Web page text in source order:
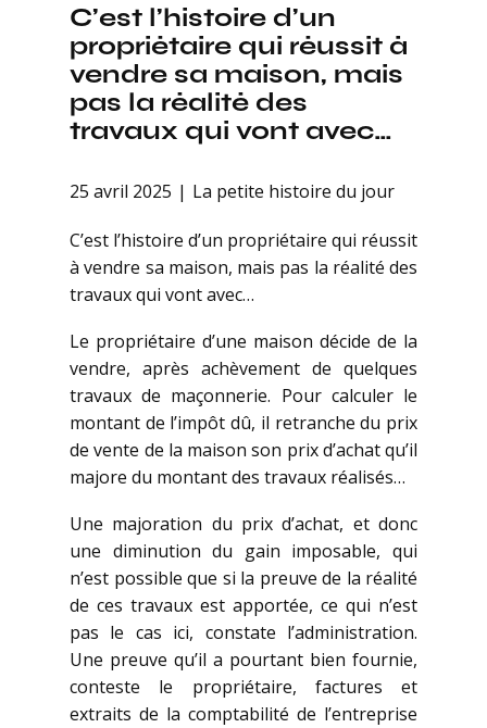
C’est l’histoire d’un
propriétaire qui réussit à
vendre sa maison, mais
pas la réalité des
travaux qui vont avec…
25 avril 2025 La petite histoire du jour
C’est l’histoire d’un propriétaire qui réussit
à vendre sa maison, mais pas la réalité des
travaux qui vont avec…
Le propriétaire d’une maison décide de la
vendre, après achèvement de quelques
travaux de maçonnerie. Pour calculer le
montant de l’impôt dû, il retranche du prix
de vente de la maison son prix d’achat qu’il
majore du montant des travaux réalisés…
Une majoration du prix d’achat, et donc
une diminution du gain imposable, qui
n’est possible que si la preuve de la réalité
de ces travaux est apportée, ce qui n’est
pas le cas ici, constate l’administration.
Une preuve qu’il a pourtant bien fournie,
conteste le propriétaire, factures et
extraits de la comptabilité de l’entreprise